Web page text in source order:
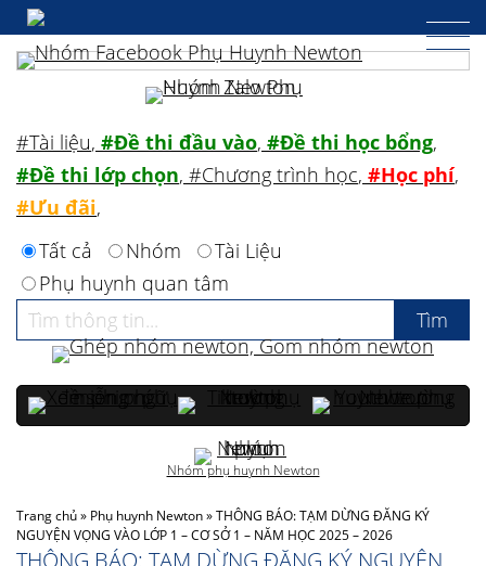
Trang chủ» Phụ huynh Newton»THÔNG BÁO: TẠM DỪNG ĐĂNG KÝ
NGUYỆN VỌNG VÀO LỚP 1 – CƠ SỞ 1 – NĂM HỌC 2025 – 2026
THÔNG BÁO: TẠM DỪNG ĐĂNG KÝ NGUYỆN
#Tài liệu, #Đề thi đầu vào, #Đề thi học bổng,
#Đề thi lớp chọn, #Chương trình học, #Học phí,
#Ưu đãi,
Tất cả
Nhóm
Tài Liệu
Phụ huynh quan tâm
Nhóm phụ huynh Newton